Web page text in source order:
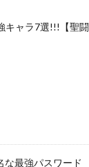
キャラ7選!!!【聖闘
な最強パスワード